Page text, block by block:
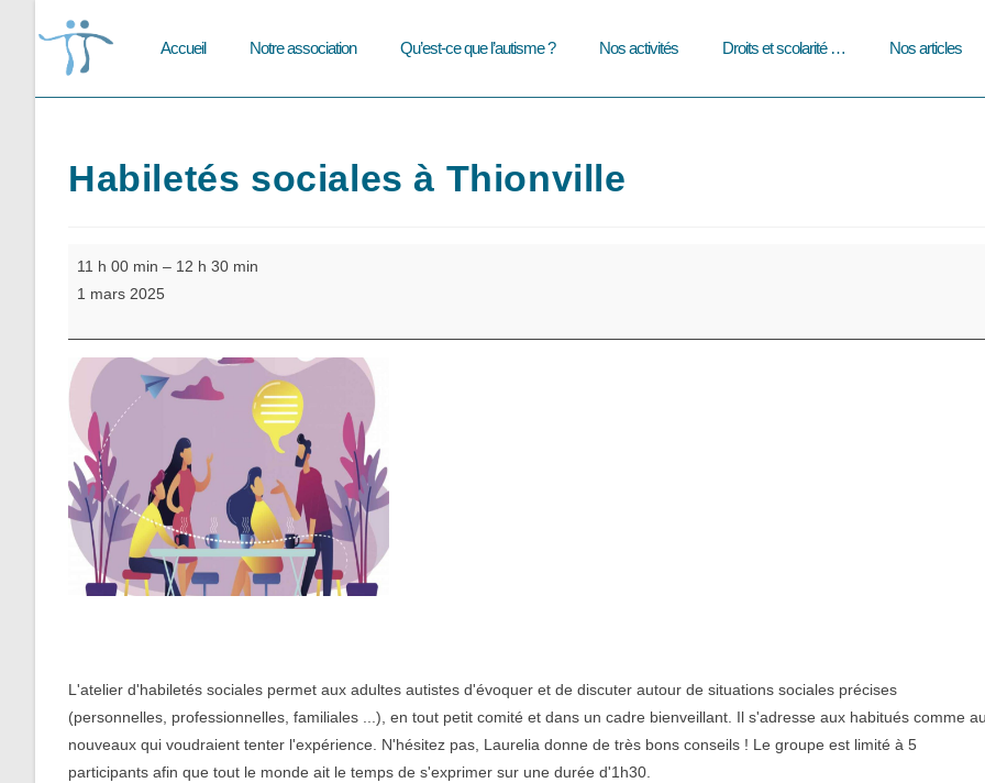
Accueil Notre association Qu’est-ce que l’autisme ? Nos activités Droits et scolarité … Nos articles
Habiletés sociales à Thionville
Thionville
11 h 00 min – 12 h 30 min
1 mars 2025
L'atelier d'habiletés sociales permet aux adultes autistes d'évoquer et de discuter autour de situations sociales précises
(personnelles, professionnelles, familiales ...), en tout petit comité et dans un cadre bienveillant. Il s'adresse aux habitués comme
nouveaux qui voudraient tenter l'expérience. N'hésitez pas, Laurelia donne de très bons conseils ! Le groupe est limité à 5
participants afin que tout le monde ait le temps de s'exprimer sur une durée d'1h30.